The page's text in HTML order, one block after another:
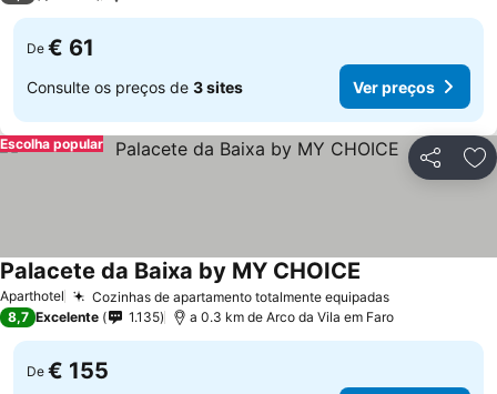
De € 61
Consulte os preços de 3 sites Ver preços
Partilhar
Escolha popular
Aparthotel Cozinhas de apartamento totalmente equipadas
Palacete da Baixa by MY CHOICE
8,7 Excelente 1.135 a 0.3 km de Arco da Vila em Faro
De € 155